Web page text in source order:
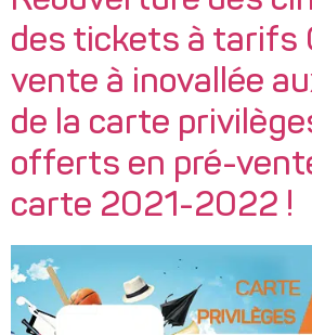
des tickets à tarifs
vente à inovallée
de la carte
offerts en pré-
carte 2021-2022 !